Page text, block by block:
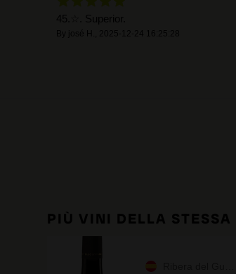
45.☆. Superior.
josé H. 2025-12-24 16:25:28
PIÙ VINI DELLA